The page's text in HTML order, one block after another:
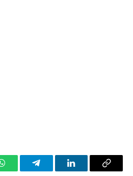
WhatsAppTelegramLinkedInCopy